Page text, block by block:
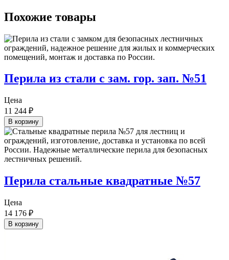
Похожие товары
Перила из стали с зам. гор. зап. №51
Цена
11 244 ₽
В корзину
Перила стальные квадратные №57
Цена
14 176 ₽
В корзину